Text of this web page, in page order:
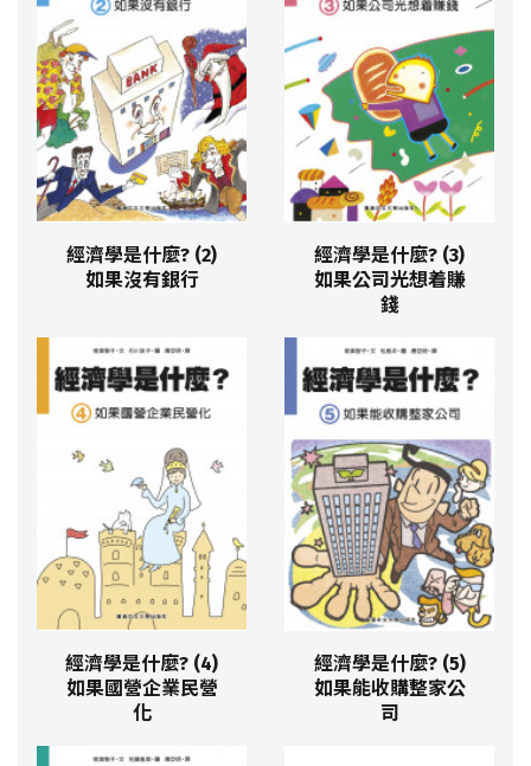
經濟學是什麼? (2)
如果沒有銀行
經濟學是什麼? (3)
如果公司光想着賺
錢
經濟學是什麼? (4)
如果國營企業民營
化
經濟學是什麼? (5)
如果能收購整家公
司